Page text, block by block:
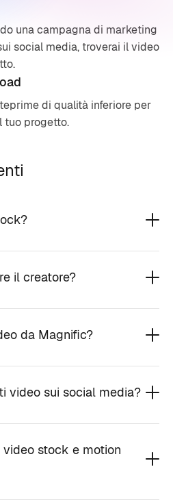
una campagna di marketing
social media, troverai il video
di qualità inferiore per
tuo progetto.
il creatore?
da Magnific?
video sui social media?
stock e motion